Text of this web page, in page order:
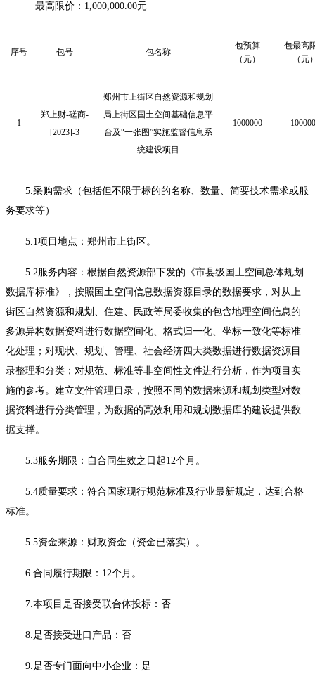
最高限价： 1,000,000.00元
序号 包号 包名称
包预算
（元）
包最高
（元
1
郑上财-磋商-
[2023]-3
郑州市上街区自然资源和规划
局上街区国土空间基础信息平
台及“一张图”实施监督信息系
统建设项目
1000000 100
5.采购需求（包括但不限于标的的名称、数量、简要技术需求或服
务要求等）
5.1项目地点：郑州市上街区 。
5.2服务内容：根据自然资源部下发的《市县级国土空间总体规划
数据库标准》，按照国土空间信息数据资源目录的数据要求，对从上
街区自然资源和规划、住建、民政等局委收集的包含地理空间信息的
多源异构数据资料进行数据空间化、格式归一化、坐标一致化等标准
化处理；对现状、规划、管理、社会经济四大类数据进行数据资源目
录整理和分类；对规范、标准等非空间性文件进行分析，作为项目实
施的参考。建立文件管理目录，按照不同的数据来源和规划类型对数
据资料进行分类管理，为数据的高效利用和规划数据库的建设提供数
据支撑。
5.3服务期限：自合同生效之日起12个月。
5.4质量要求：符合国家现行规范标准及行业最新规定，达到合格
标准。
5.5资金来源：财政资金（资金已落实）。
6.合同履行期限： 12个月。
7.本项目是否接受联合体投标：否
8.是否接受进口产品：否
9.是否专门面向中小企业：是